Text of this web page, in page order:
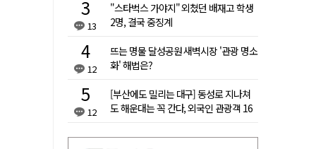
13
"스타벅스 가야지" 외쳤던 배재고 학생
2명, 결국 중징계
12
뜨는 명물 달성공원 새벽시장 '관광 명소
화' 해법은?
12
[부산에도 밀리는 대구] 동성로 지나쳐
도 해운대는 꼭 간다, 외국인 관광객 16